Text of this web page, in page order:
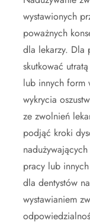
wystawionych
poważnych
dla lekarzy. Dla
skutkować
lub innych form
wykrycia
ze zwolnień
podjąć kroki
pracy lub
dla dentystów
wystawianiem